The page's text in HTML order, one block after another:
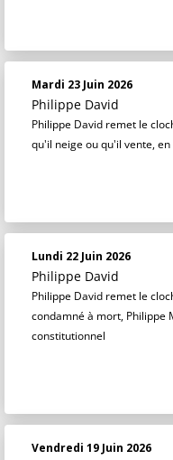
Mardi 23 Juin 2026
Philippe David
Philippe David remet le
qu'il neige ou qu'il vente,
Lundi 22 Juin 2026
Philippe David
Philippe David remet le
condamné à mort, Philippe
constitutionnel
Vendredi 19 Juin 2026